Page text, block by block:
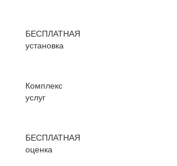
БЕСПЛАТНАЯ
установка
Комплекс
услуг
БЕСПЛАТНАЯ
оценка